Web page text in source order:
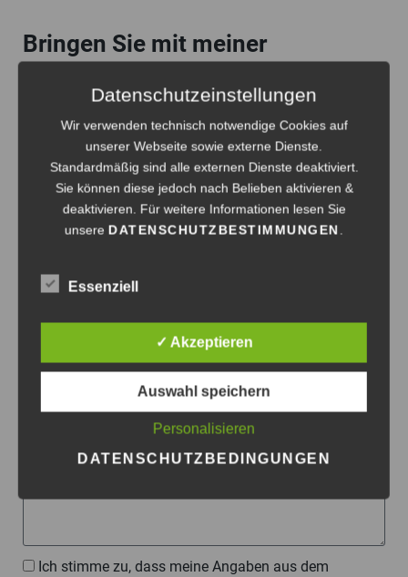
E
D
Bringen Sie mit meiner
die Straße!
Ich freue mich auf den Dialog mit Ihnen!
Vorname
Mail
Datenschutzzustimmung
Ich stimme zu, dass meine Angaben aus dem
Datenschutzeinstellungen
Wir verwenden technisch notwendige Cookies auf
unserer Webseite sowie externe Dienste.
Standardmäßig sind alle externen Dienste deaktiviert.
Sie können diese jedoch nach Belieben aktivieren &
deaktivieren. Für weitere Informationen lesen Sie
unsereDATENSCHUTZBESTIMMUNGEN
Essenziell
✓ Akzeptieren
Auswahl speichern
Personalisieren
DATENSCHUTZBEDINGUNGEN